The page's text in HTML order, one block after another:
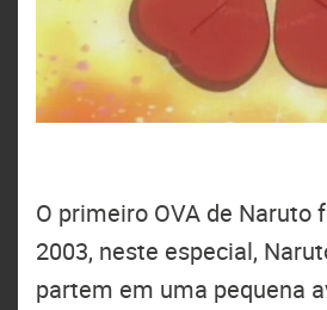
O primeiro OVA de Naruto
2003, neste especial,
partem em uma pequena